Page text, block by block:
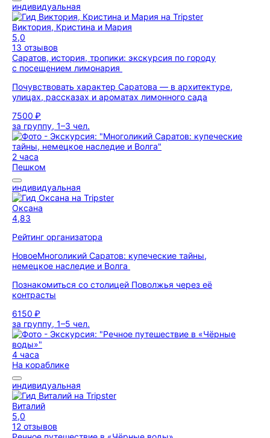
индивидуальная
Виктория, Кристина и Мария
5,0
13 отзывов
Саратов, история, тропики: экскурсия по городу
с посещением лимонария
Почувствовать характер Саратова — в архитектуре,
улицах, рассказах и ароматах лимонного сада
7500 ₽
за группу, 1–3 чел.
2 часа
Пешком
индивидуальная
Оксана
4,83
Рейтинг организатора
НовоеМноголикий Саратов: купеческие тайны,
немецкое наследие и Волга
Познакомиться со столицей Поволжья через её
контрасты
6150 ₽
за группу, 1–5 чел.
4 часа
На кораблике
индивидуальная
Виталий
5,0
12 отзывов